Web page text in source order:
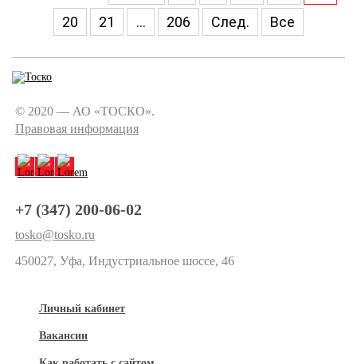
20
21 ... 206 След. Все
© 2020 — АО «ТОСКО».
Правовая информация
+7 (347) 200-06-02
tosko@tosko.ru
450027, Уфа, Индустриальное шоссе, 46
Личный кабинет
Вакансии